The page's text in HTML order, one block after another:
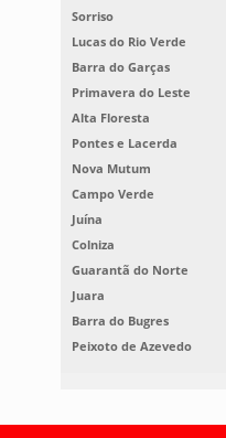
Sorriso
Lucas do Rio Verde
Barra do Garças
Primavera do Leste
Alta Floresta
Pontes e Lacerda
Nova Mutum
Campo Verde
Juína
Colniza
Guarantã do Norte
Juara
Barra do Bugres
Peixoto de Azevedo